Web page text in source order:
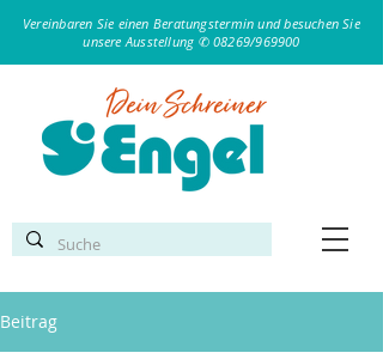
Vereinbaren Sie einen Beratungstermin und besuchen Sie
unsere Ausstellung ✆ 08269/969900
Beitrag